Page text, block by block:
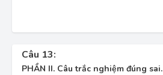
Câu 13:
PHẦN II. Câu trắc nghiệm đúng sai.